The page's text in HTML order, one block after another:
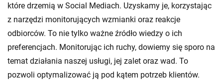
które drzemią w Social Mediach. Uzyskamy je, korzystając
z narzędzi monitorujących wzmianki oraz reakcje
odbiorców. To nie tylko ważne źródło wiedzy o ich
preferencjach. Monitorując ich ruchy, dowiemy się sporo na
temat działania naszej usługi, jej zalet oraz wad. To
pozwoli optymalizować ją pod kątem potrzeb klientów.